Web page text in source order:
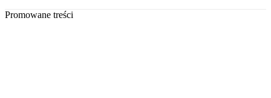
Promowane treści